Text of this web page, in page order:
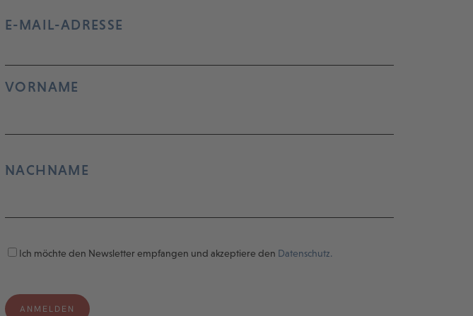
E-MAIL-ADRESSE
VORNAME
NACHNAME
Ich möchte den Newsletter empfangen und akzeptiere den Datenschutz.